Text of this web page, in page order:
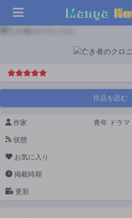
作品を読む
作家 青年 ドラマ
状態
お気に入り
掲載時期
更新